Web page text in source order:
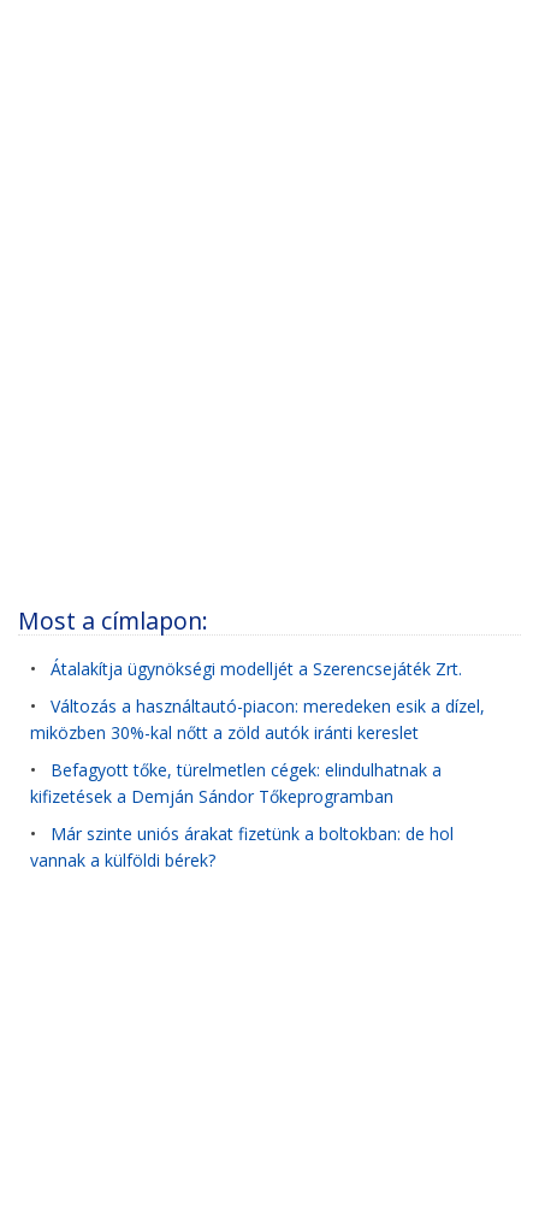
Most a címlapon:
• Átalakítja ügynökségi modelljét a Szerencsejáték Zrt.
• Változás a használtautó-piacon: meredeken esik a dízel,
miközben 30%-kal nőtt a zöld autók iránti kereslet
• Befagyott tőke, türelmetlen cégek: elindulhatnak a
kifizetések a Demján Sándor Tőkeprogramban
• Már szinte uniós árakat fizetünk a boltokban: de hol
vannak a külföldi bérek?